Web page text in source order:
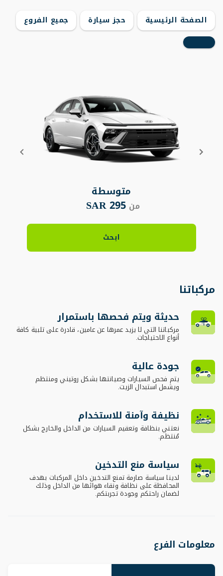
الصفحة الرئيسية حجز سيارة جميع الفروع
متوسطة
من 295 SAR
ابحث
مركباتنا
حديثة ويتم فحصها باستمرار
مركباتنا التي لا يزيد عمرها عن عامين، قادرة على تلبية كافة
أنواع الاحتياجات.
جودة عالية
يتم فحص السيارات وصيانتها بشكل روتيني ومنتظم
ويشمل استبدال الزيت.
نظيفة وآمنة للاستخدام
نعتني بنظافة وتعقيم السيارات من الداخل والخارج بشكل
مُنتظم.
سياسة منع التدخين
لدينا سياسة صارمة تمنع التدخين داخل المركبات بهدف
المحافظة على نظافة ونقاء هوائها من الداخل وذلك
لضمان راحتكم وجودة تجربتكم.
معلومات الفرع